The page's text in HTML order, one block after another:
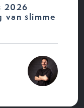
2026
van slimme